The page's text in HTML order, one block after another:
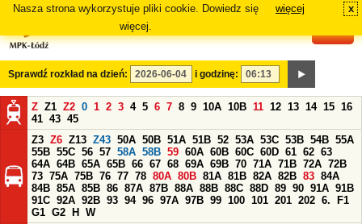
Nasza strona wykorzystuje pliki cookie. Dowiedz się
więcej.
więcej x
Sprawdź rozkład na dzień: i godzinę:
Z Z1 Z2 0 1 2 3 4 5 6 7 8 9 10A 10B 11 12 13 14 15 16
41 43 45
Z3 Z6 Z13 Z43 50A 50B 51A 51B 52 53A 53C 53B 54B 55A
55B 55C 56 57 58A 58B 59 60A 60B 60C 60D 61 62 63
64A 64B 65A 65B 66 67 68 69A 69B 70 71A 71B 72A 72B
73 75A 75B 76 77 78 80A 80B 81A 81B 82A 82B 83 84A
84B 85A 85B 86 87A 87B 88A 88B 88C 88D 89 90 91A 91B
91C 92A 92B 93 94 96 97A 97B 99 100 101 201 202 6.
F1
G1 G2 H
W